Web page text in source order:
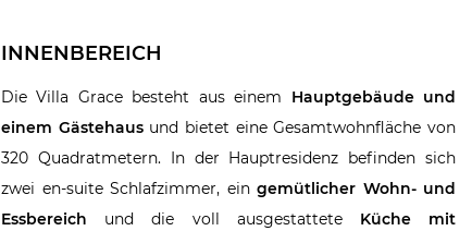
INNENBEREICH
Die Villa Grace besteht aus einem Hauptgebäude und
einem Gästehausund bietet eine Gesamtwohnfläche von
320 Quadratmetern. In der Hauptresidenz befinden sich
zwei en-suite Schlafzimmer, ein gemütlicher Wohn- und
Essbereich und die voll ausgestattete Küche mit